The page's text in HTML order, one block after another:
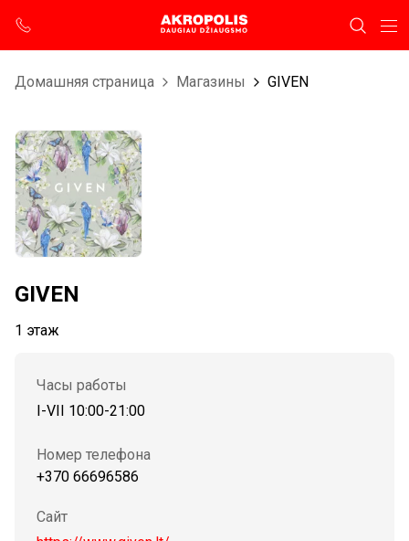
Домашняя страница Магазины GIVEN
GIVEN
1 этаж
Часы работы
I-VII 10:00-21:00
Номер телефона
+370 66696586
Сайт